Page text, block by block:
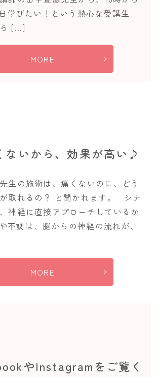
学びたい！という熱心な受講生
ら […]
MORE
ないから、効果が高い♪
生の施術は、痛くないのに、どう
取れるの？ と聞かれます。 シナ
神経に直接アプローチしているか
調は、脳からの神経の流れが、
MORE
やInstagramをご覧く